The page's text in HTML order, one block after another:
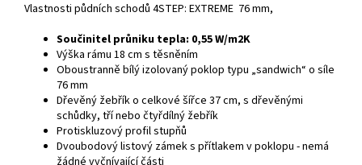
Vlastnosti půdních schodů 4STEP: EXTREME 76 mm,
Součinitel průniku tepla: 0,55 W/m2K
Výška rámu 18 cm s těsněním
Oboustranně bílý izolovaný poklop typu „sandwich“ o síle
76 mm
Dřevěný žebřík o celkové šířce 37 cm, s dřevěnými
schůdky, tří nebo čtyřdílný žebřík
Protiskluzový profil stupňů
Dvoubodový listový zámek s přítlakem v poklopu - nemá